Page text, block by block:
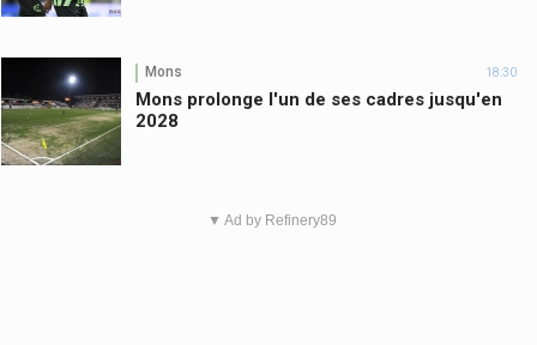
Mons 18:30
Mons prolonge l'un de ses cadres jusqu'en
2028
▼ Ad by Refinery89